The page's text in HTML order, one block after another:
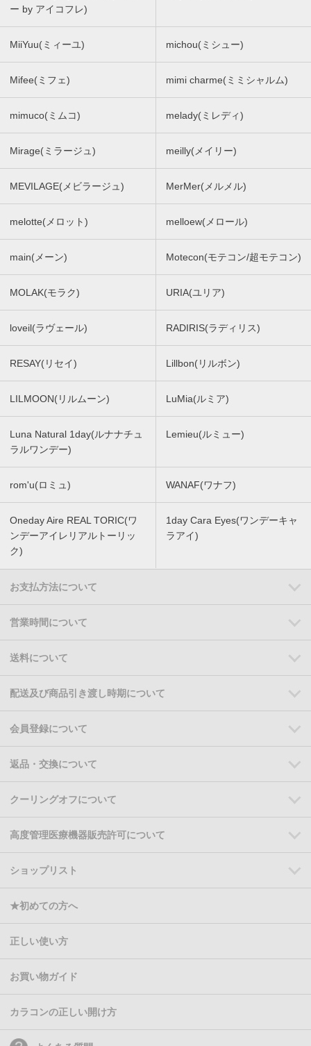
ー by アイコフレ)
MiiYuu(ミィーユ) michou(ミシュー)
Mifee(ミフェ) mimi charme(ミミシャルム)
mimuco(ミムコ) melady(ミレディ)
Mirage(ミラージュ) meilly(メイリー)
MEVILAGE(メビラージュ) MerMer(メルメル)
melotte(メロット) melloew(メロール)
main(メーン) Motecon(モテコン/超モテコン)
MOLAK(モラク) URIA(ユリア)
loveil(ラヴェール) RADIRIS(ラディリス)
RESAY(リセイ) Lillbon(リルボン)
LILMOON(リルムーン) LuMia(ルミア)
Luna Natural 1day(ルナナチュ
ラルワンデー)
Lemieu(ルミュー)
rom'u(ロミュ) WANAF(ワナフ)
Oneday Aire REAL TORIC(ワ
ンデーアイレリアルトーリッ
ク)
1day Cara Eyes(ワンデーキャ
ラアイ)
お支払方法について
営業時間について
送料について
配送及び商品引き渡し時期について
会員登録について
返品・交換について
クーリングオフについて
高度管理医療機器販売許可について
ショップリスト
★初めての方へ
正しい使い方
お買い物ガイド
カラコンの正しい開け方